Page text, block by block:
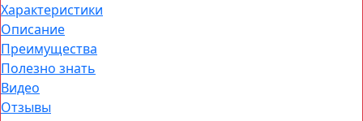
Характеристики
Описание
Преимущества
Полезно знать
Видео
Отзывы